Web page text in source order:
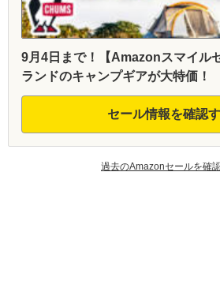
9月4日まで！【Amazonスマイル
ランドのキャンプギアが大特価！
セール情報を確認す
過去のAmazonセールを確